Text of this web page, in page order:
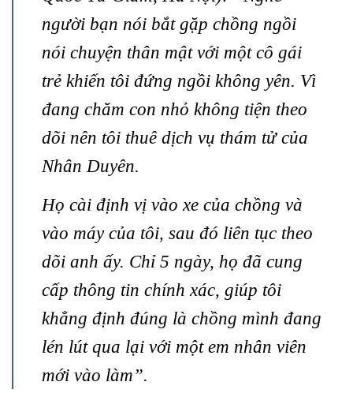
người bạn nói bắt gặp chồng ngồi
nói chuyện thân mật với một cô gái
trẻ khiến tôi đứng ngồi không yên. Vì
đang chăm con nhỏ không tiện theo
dõi nên tôi thuê dịch vụ thám tử của
Nhân Duyên.
Họ cài định vị vào xe của chồng và
vào máy của tôi, sau đó liên tục theo
dõi anh ấy. Chỉ 5 ngày, họ đã cung
cấp thông tin chính xác, giúp tôi
khẳng định đúng là chồng mình đang
lén lút qua lại với một em nhân viên
mới vào làm”.